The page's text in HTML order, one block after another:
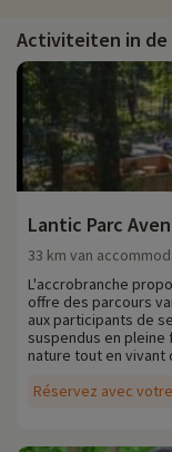
Activiteiten in de
Lantic Parc
Réservez avec
33 km van
L'accrobranche
offre des parcours
aux participants de
suspendus en
nature tout en